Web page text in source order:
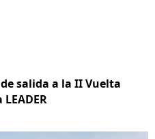
salida a la II Vuelta